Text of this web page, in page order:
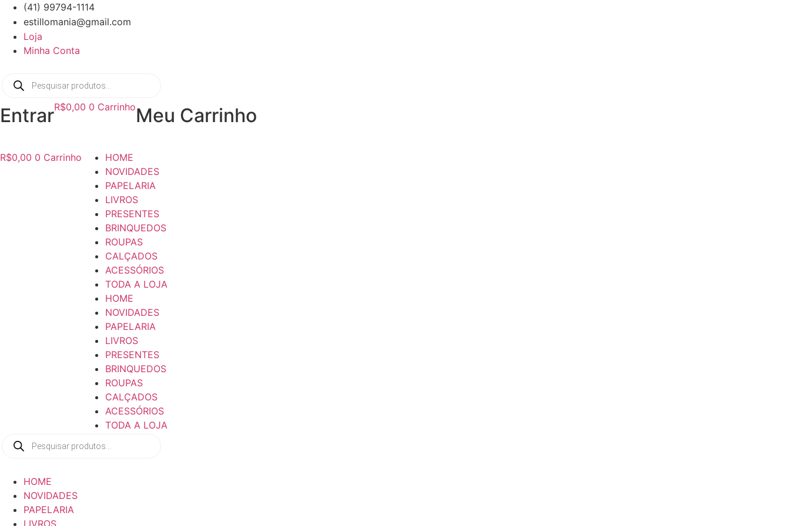
para
conteúdo
(41) 99794-1114
estillomania@gmail.com
Loja
Minha Conta
Pesquisar
produtos
EntrarR$0,00 0 CarrinhoMeu Carrinho
R$0,00 0 Carrinho
HOME
NOVIDADES
PAPELARIA
LIVROS
PRESENTES
BRINQUEDOS
ROUPAS
CALÇADOS
ACESSÓRIOS
TODA A LOJA
HOME
NOVIDADES
PAPELARIA
LIVROS
PRESENTES
BRINQUEDOS
ROUPAS
CALÇADOS
ACESSÓRIOS
TODA A LOJA
Pesquisar
produtos
HOME
NOVIDADES
PAPELARIA
LIVROS